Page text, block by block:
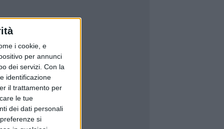
i cookie, e
per annunci
dei servizi. Con la
identificazione
il trattamento per
le tue
dei dati personali
si